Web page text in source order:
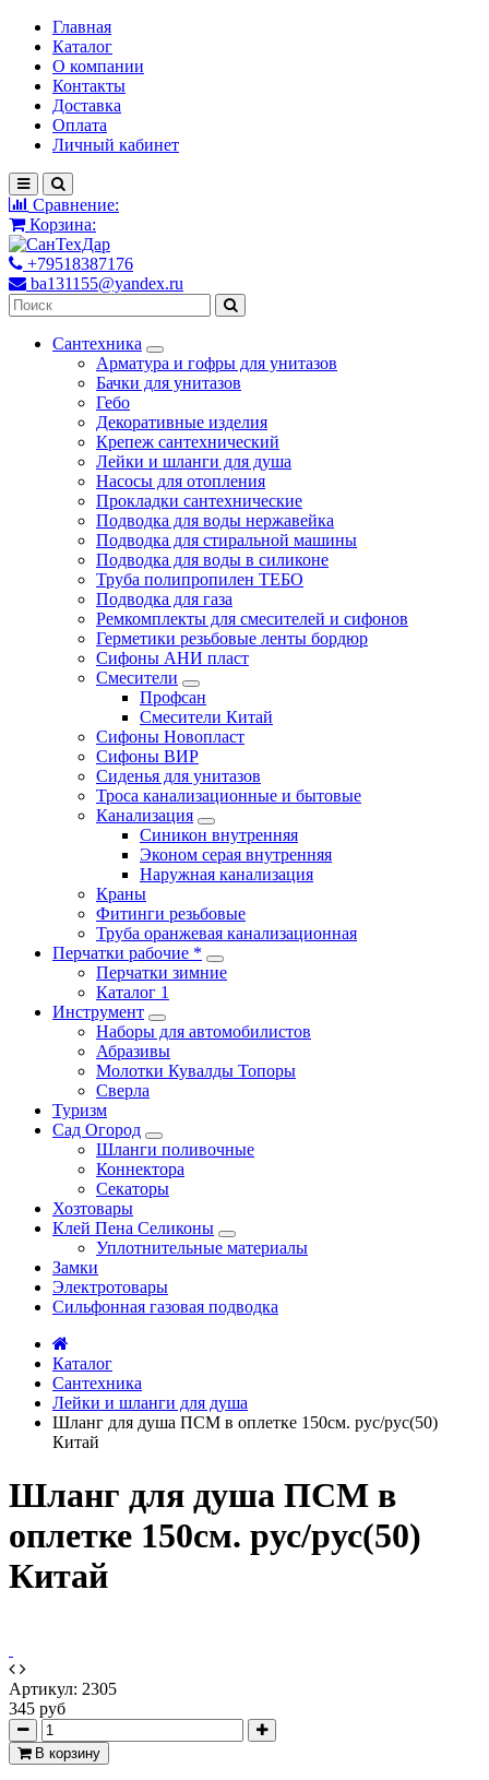
Главная
Каталог
О компании
Контакты
Доставка
Оплата
Личный кабинет
Сравнение:
Корзина:
+79518387176
ba131155@yandex.ru
Сантехника
Арматура и гофры для унитазов
Бачки для унитазов
Гебо
Декоративные изделия
Крепеж сантехнический
Лейки и шланги для душа
Насосы для отопления
Прокладки сантехнические
Подводка для воды нержавейка
Подводка для стиральной машины
Подводка для воды в силиконе
Труба полипропилен ТЕБО
Подводка для газа
Ремкомплекты для смесителей и сифонов
Герметики резьбовые ленты бордюр
Сифоны АНИ пласт
Смесители
Профсан
Смесители Китай
Сифоны Новопласт
Сифоны ВИР
Сиденья для унитазов
Троса канализационные и бытовые
Канализация
Синикон внутренняя
Эконом серая внутренняя
Наружная канализация
Краны
Фитинги резьбовые
Труба оранжевая канализационная
Перчатки рабочие *
Перчатки зимние
Каталог 1
Инструмент
Наборы для автомобилистов
Абразивы
Молотки Кувалды Топоры
Сверла
Туризм
Сад Огород
Шланги поливочные
Коннектора
Секаторы
Хозтовары
Клей Пена Селиконы
Уплотнительные материалы
Замки
Электротовары
Сильфонная газовая подводка
Каталог
Сантехника
Лейки и шланги для душа
Шланг для душа ПСМ в оплетке 150см. рус/рус(50)
Китай
Шланг для душа ПСМ в
оплетке 150см. рус/рус(50)
Китай
Артикул: 2305
345 руб
В корзину